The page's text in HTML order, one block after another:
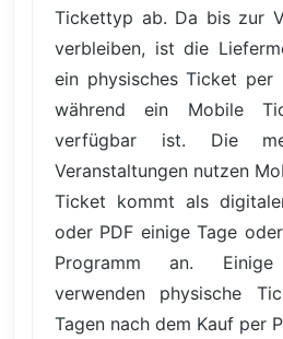
Tickettyp ab. Da bis zur
verbleiben, ist die
ein physisches Ticket per
während ein Mobile
verfügbar ist. Die
Veranstaltungen nutzen
Ticket kommt als
oder PDF einige Tage
Programm an. Einige
verwenden physische
Tagen nach dem Kauf per